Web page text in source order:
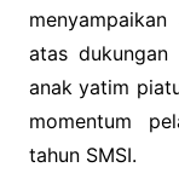
atas dukungan
anak yatim
momentum
tahun SMSI.